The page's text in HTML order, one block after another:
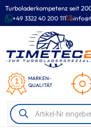
Turboladerkompetenz seit
+49 3322 40 200 111
MARKEN-
QUALITÄT
Products
search
Zum
Inhalt
springen